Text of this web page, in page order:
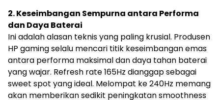
2. Keseimbangan Sempurna antara Performa
dan Daya Baterai
Ini adalah alasan teknis yang paling krusial. Produsen
HP gaming selalu mencari titik keseimbangan emas
antara performa maksimal dan daya tahan baterai
yang wajar. Refresh rate 165Hz dianggap sebagai
sweet spot yang ideal. Melompat ke 240Hz memang
akan memberikan sedikit peningkatan smoothness